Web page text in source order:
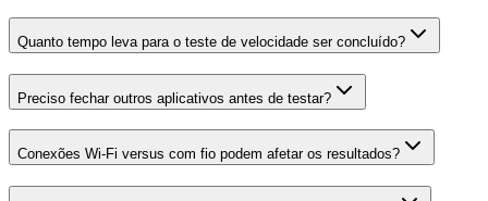
Quanto tempo leva para o teste de velocidade ser concluído?
Preciso fechar outros aplicativos antes de testar?
Conexões Wi-Fi versus com fio podem afetar os resultados?